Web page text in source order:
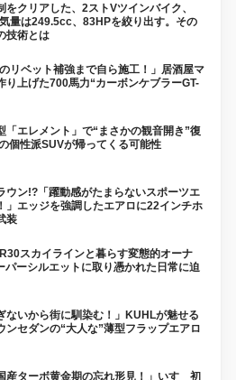
をクリアした、2ストVツインバイク、
量は249.5cc、83HPを絞り出す。その
技術とは
のリベット補強まで自ら施工！」居酒屋マ
り上げた700馬力“カーボンケブラーGT-
「エレメント」で“まさかの観音開き”復
個性派SUVが帰ってくる可能性
ウン!?「躍動感がたまらないスポーツエ
」エッジを強調したエアロに22インチホ
装
スカイラインと暮らす変態的オーナ
パーシルエットに取り憑かれた日常に迫
ないから街に馴染む！」KUHLが魅せる
ンセダンの“大人な”薄型フラップエアロ
産ターボ黄金期の忘れ形見！」いすゞ初